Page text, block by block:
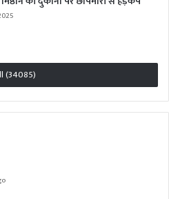
(34085)